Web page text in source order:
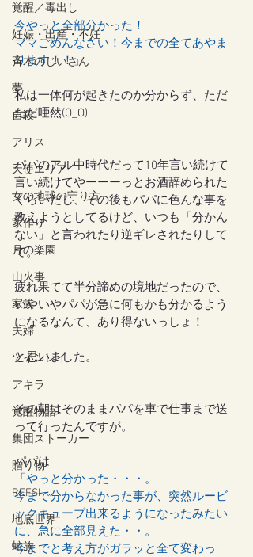
覚醒／毒出し
妊娠・出産・不妊
斉木のじいさん
夢
自殺
アリス
天使エリア
女の地球の守り方
家作り
月の楽園
山火事
家族
夫婦
ツインレイ
アキラ
覚醒物語
集団ストーカー
贈り物
REFSI
地底世界
蛇族
今やっと全部分かった！
ママごめんなさい！今までの全てあやま
ります！！」
私は一体何が起きたのか分からず、ただ
ただ唖然(O_O)
パパのアル中時代だって10年言い続けて
言い続けてやーーーっとお酒辞められた
くらいだし、その後もパパに色んな事を
教えようとしてるけど、いつも「分かん
ない」と言われたり逆ギレされたりして
て。
疲れ果てて半分諦めの境地だったので、
いやいやパパが急に何もかも分かるよう
になるなんて、あり得ないっしょ！
と思いました。
その朝はそのままパパを車で仕事まで送
って行ったんですが。
パパは
「やっと分かった・・・。
今まで分からなかった事が、突然ルービ
ックキューブ出来るようになったみたい
に、急に全部見えた・・。
今までと考え方がガラッと全て変わっ